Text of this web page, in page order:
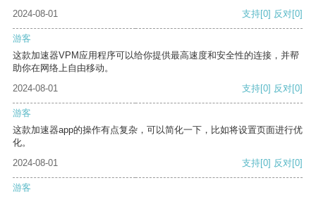
2024-08-01
支持[0] 反对[0]
游客
这款加速器VPM应用程序可以给你提供最高速度和安全性的连接，并帮
助你在网络上自由移动。
2024-08-01
支持[0] 反对[0]
游客
这款加速器app的操作有点复杂，可以简化一下，比如将设置页面进行优
化。
2024-08-01
支持[0] 反对[0]
游客